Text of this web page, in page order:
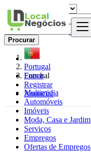
Entrar
Registrar
Anunciar
Procurar
Portugal
Funchal
Multimidia
Automóveis
Imóveis
Moda, Casa e Jardim
Serviços
Empregos
Ofertas de Empregos